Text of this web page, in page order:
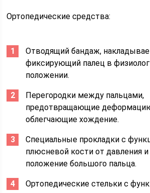
Ортопедические средства:
Отводящий бандаж,
фиксирующий палец в
положении.
Перегородки между пальцами,
предотвращающие
облегчающие хождение.
Специальные прокладки с
плюсневой кости от давления
положение большого пальца.
Ортопедические стельки с